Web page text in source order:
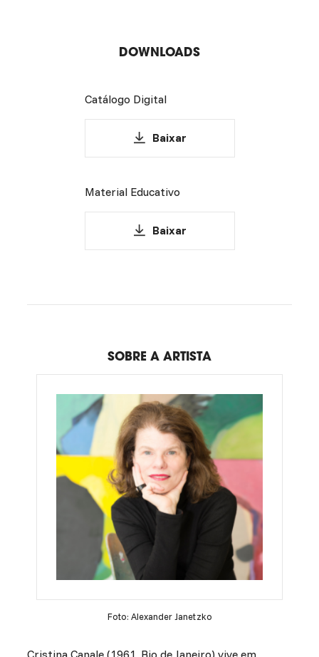
DOWNLOADS
Catálogo Digital
Baixar
Material Educativo
Baixar
SOBRE A ARTISTA
Foto: Alexander Janetzko
Cristina Canale (1961, Rio de Janeiro) vive em